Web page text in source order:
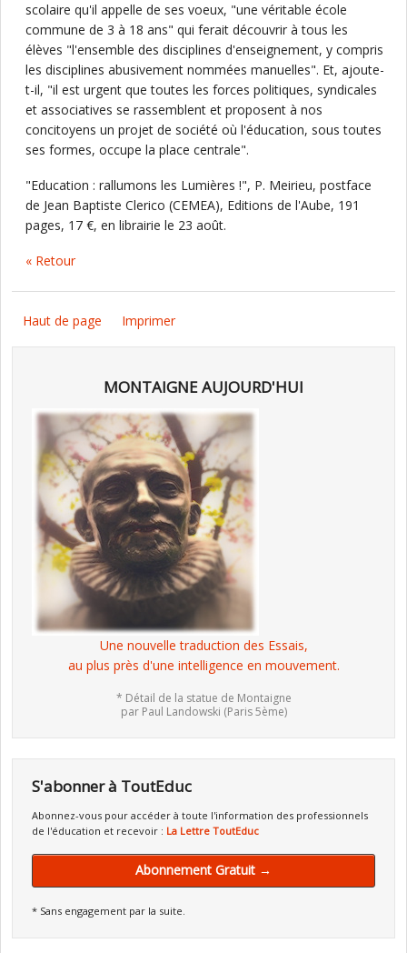
scolaire qu'il appelle de ses voeux, "une véritable école
commune de 3 à 18 ans" qui ferait découvrir à tous les
élèves "l'ensemble des disciplines d'enseignement, y compris
les disciplines abusivement nommées manuelles". Et, ajoute-
t-il, "il est urgent que toutes les forces politiques, syndicales
et associatives se rassemblent et proposent à nos
concitoyens un projet de société où l'éducation, sous toutes
ses formes, occupe la place centrale".
"Education : rallumons les Lumières !", P. Meirieu, postface
de Jean Baptiste Clerico (CEMEA), Editions de l'Aube, 191
pages, 17 €, en librairie le 23 août.
« Retour
Haut de page Imprimer
MONTAIGNE AUJOURD'HUI
Une nouvelle traduction des Essais,
au plus près d'une intelligence en mouvement.
* Détail de la statue de Montaigne
par Paul Landowski (Paris 5ème)
S'abonner à ToutEduc
Abonnez-vous pour accéder à toute l'information des professionnels
de l'éducation et recevoir : La Lettre ToutEduc
Abonnement Gratuit →
* Sans engagement par la suite.